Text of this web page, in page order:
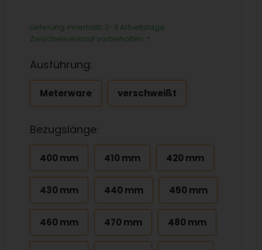
Lieferung innerhalb 2-3 Arbeitstage.
Zwischenverkauf vorbehalten. *
Ausführung:
Meterware verschweißt
Bezugslänge:
400 mm 410 mm 420 mm
430 mm 440 mm 450 mm
460 mm 470 mm 480 mm